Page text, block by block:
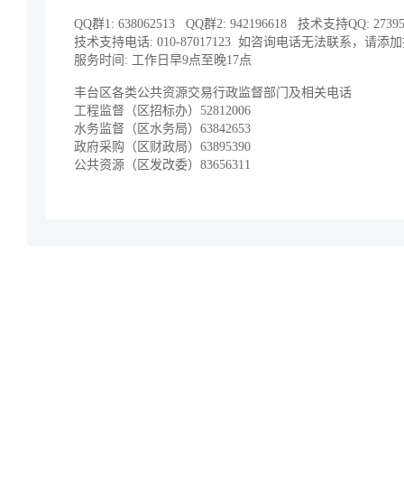
QQ群1: 638062513 QQ群2: 942196618 技术支持QQ:
技术支持电话: 010-87017123 如咨询电话无法联系，请添加
服务时间: 工作日早9点至晚17点
丰台区各类公共资源交易行政监督部门及相关电话
工程监督（区招标办）52812006
水务监督（区水务局）63842653
政府采购（区财政局）63895390
公共资源（区发改委）83656311